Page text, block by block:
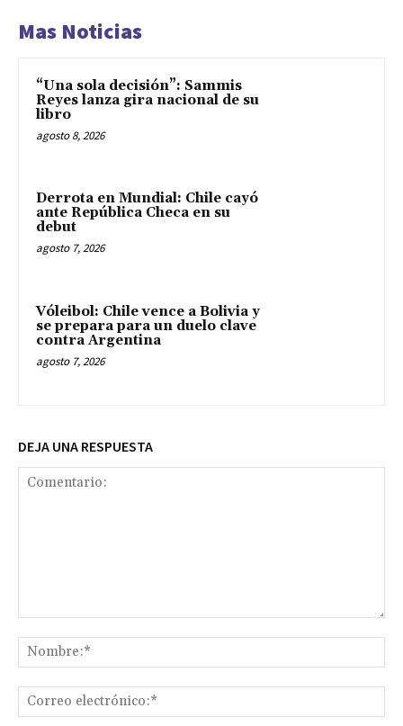
Mas Noticias
“Una sola decisión”: Sammis
Reyes lanza gira nacional de su
libro
agosto 8, 2026
Derrota en Mundial: Chile cayó
ante República Checa en su
debut
agosto 7, 2026
Vóleibol: Chile vence a Bolivia y
se prepara para un duelo clave
contra Argentina
agosto 7, 2026
DEJA UNA RESPUESTA